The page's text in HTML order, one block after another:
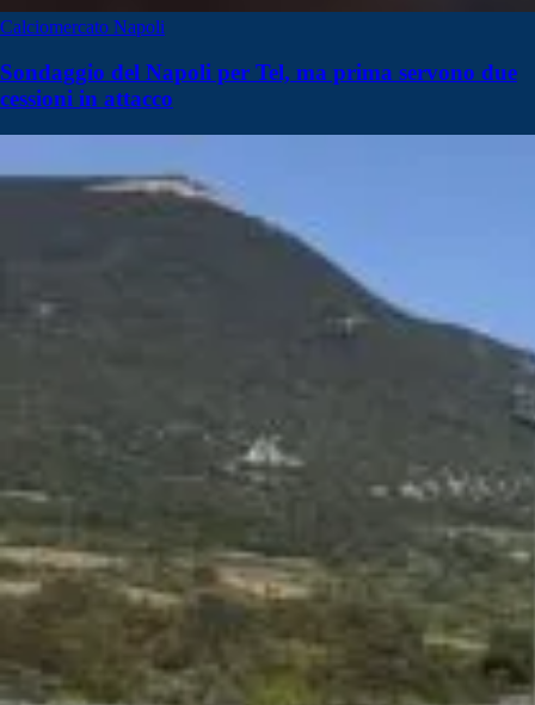
Calciomercato Napoli
Sondaggio del Napoli per Tel, ma prima servono due
cessioni in attacco